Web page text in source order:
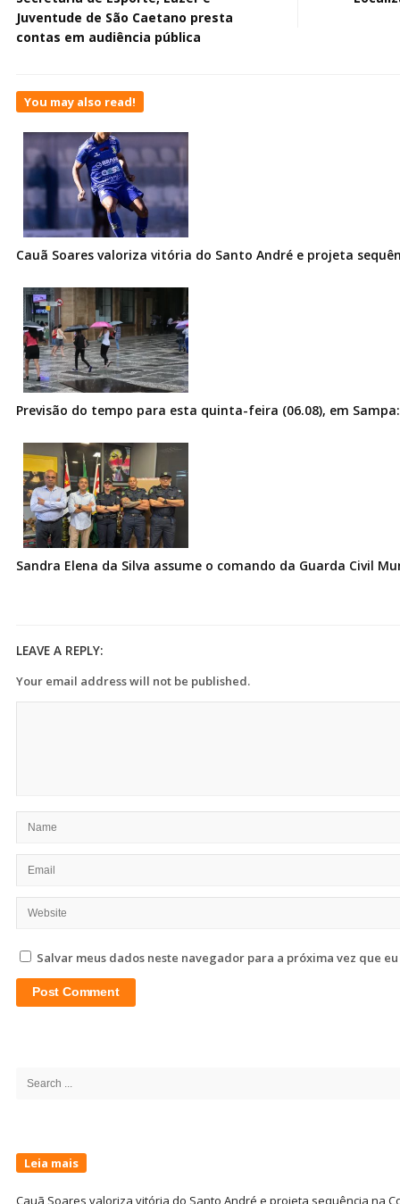
Juventude de São Caetano presta
contas em audiência pública
You may also read!
Cauã Soares valoriza vitória do Santo André e projeta
Previsão do tempo para esta quinta-feira (06.08), em
Sandra Elena da Silva assume o comando da Guarda Civil
LEAVE A REPLY:
Your email address will not be published.
Salvar meus dados neste navegador para a próxima vez que
Search
Leia mais
Cauã Soares valoriza vitória do Santo André e projeta sequência na